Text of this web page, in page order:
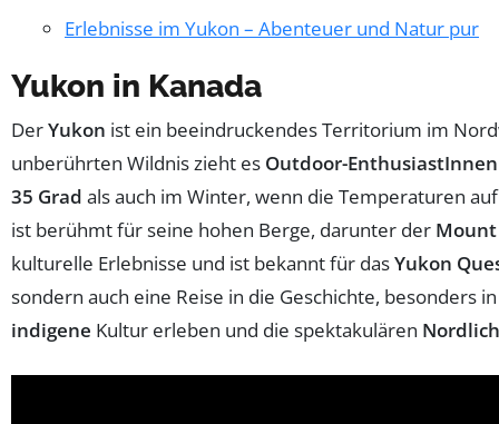
Erlebnisse im Yukon – Abenteuer und Natur pur
Yukon in Kanada
DerYukon ist ein beeindruckendes Territorium im
unberührten Wildnis zieht es Outdoor-EnthusiastInnen
35 Grad als auch im Winter, wenn die Temperaturen
ist berühmt für seine hohen Berge, darunter der Mount
kulturelle Erlebnisse und ist bekannt für dasYukon
sondern auch eine Reise in die Geschichte, besonders
indigene Kultur erleben und die spektakulären